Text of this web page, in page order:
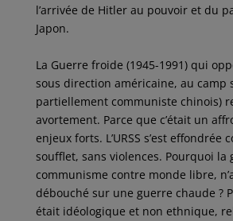
l’arrivée de Hitler au pouvoir et du
Japon.
La Guerre froide (1945-1991) qui
sous direction américaine, au camp
partiellement communiste chinois)
avortement. Parce que c’était un
enjeux forts. L’URSS s’est effondrée
soufflet, sans violences. Pourquoi la
communisme contre monde libre,
débouché sur une guerre chaude ?
était idéologique et non ethnique,